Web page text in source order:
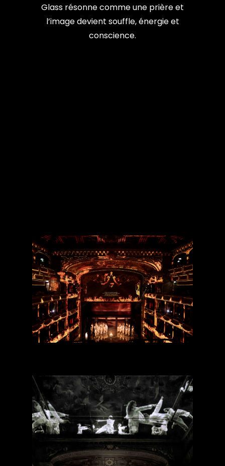
Glass résonne comme une prière et
l’image devient souffle, énergie et
conscience.